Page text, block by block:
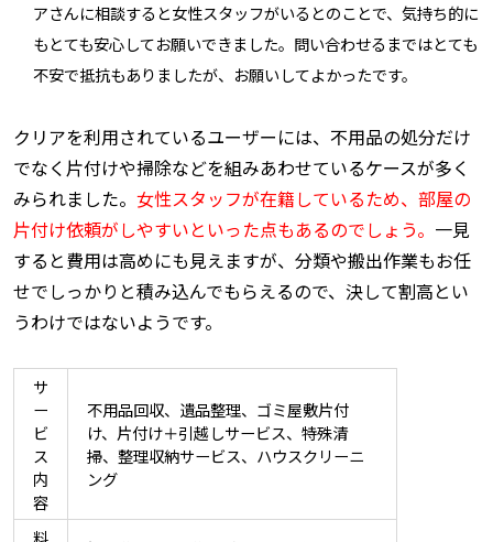
アさんに相談すると女性スタッフがいるとのことで、気持ち的に
もとても安心してお願いできました。問い合わせるまではとても
不安で抵抗もありましたが、お願いしてよかったです。
クリアを利用されているユーザーには、不用品の処分だけ
でなく片付けや掃除などを組みあわせているケースが多く
みられました。 女性スタッフが在籍しているため、部屋の
片付け依頼がしやすいといった点もあるのでしょう。 一見
すると費用は高めにも見えますが、分類や搬出作業もお任
せでしっかりと積み込んでもらえるので、決して割高とい
うわけではないようです。
サ
ー
ビ
ス
内
容
不用品回収、遺品整理、ゴミ屋敷片付
け、片付け＋引越しサービス、特殊清
掃、整理収納サービス、ハウスクリーニ
ング
料